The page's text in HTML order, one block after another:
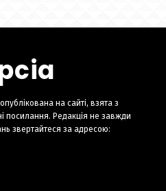
на сайті, взята з
посилання. Редакція не завжди
звертайтеся за адресою: